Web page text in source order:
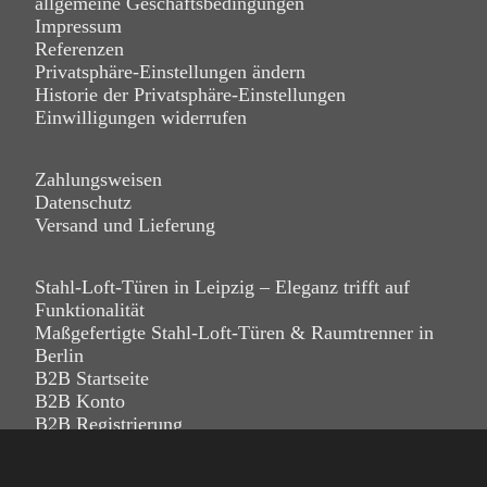
Impressum
Referenzen
Privatsphäre-Einstellungen ändern
Historie der Privatsphäre-Einstellungen
Einwilligungen widerrufen
Zahlungsweisen
Datenschutz
Versand und Lieferung
Stahl-Loft-Türen in Leipzig – Eleganz trifft auf
Funktionalität
Maßgefertigte Stahl-Loft-Türen & Raumtrenner in
Berlin
B2B Startseite
B2B Konto
B2B Registrierung